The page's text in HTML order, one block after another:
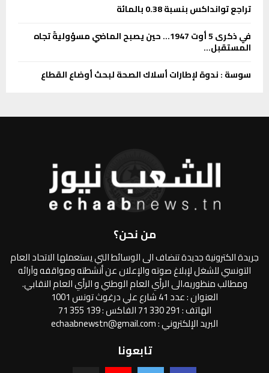
تراجع توانداكس بنسبة 0.38 بالمائة
في ذكرى 5 أوت 1947… حين يصبح الماضي مسؤوليةً تجاه
المستقبل…
سوسة : ندوة لإطارات أسلاك الصحة لبحث أوضاع القطاع
من نحن؟
جريدة الكترونية جديدة تنضاف الى الوسائط التي يستعملها الاتحاد العام
التونسي للشغل لإبلاغ صوته والإعلان عن أنشطته ومواقفه وآرائه
ومطالب منظوريه،الى الرأي العام الوطني و الرأي العام النقابي.
العنوان : عدد 41 شارع علي درغوث تونس 1001
الهاتف : 291 330 71 الفاكس : 139 355 71
البريد الإلكتروني : echaabnewstn@gmail.com
تابعونا